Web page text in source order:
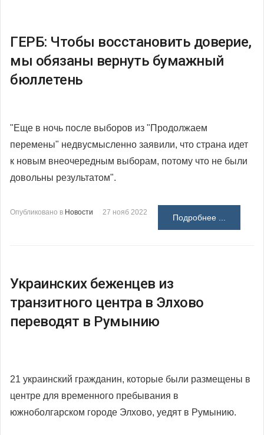
ГЕРБ: Чтобы восстановить доверие,
мы обязаны вернуть бумажный
бюллетень
"Еще в ночь после выборов из "Продолжаем
перемены" недвусмысленно заявили, что страна идет
к новым внеочередным выборам, потому что не были
довольны результатом".
Опубликовано в Новости 27 нояб 2022
Подробнее ...
Украинских беженцев из
транзитного центра в Элхово
переводят в Румынию
21 украинский гражданин, которые были размещены в
центре для временного пребывания в
южноболгарском городе Элхово, уедят в Румынию.